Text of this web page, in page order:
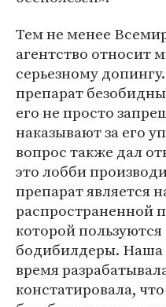
Тем не менее
агентство относит
серьезному
препарат
его не просто
наказывают за его
вопрос также дал
это лобби
препарат является
распространенной
которой
бодибилдеры. Наша
время
констатировала,